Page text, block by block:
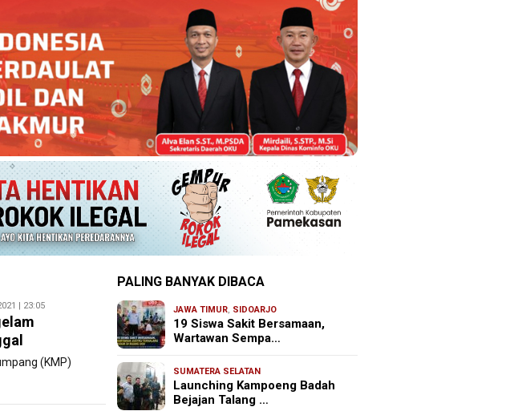
| 23:05
(KMP)
PALING BANYAK DIBACA
JAWA TIMUR, SIDOARJO
19 Siswa Sakit Bersamaan,
Wartawan Sempa…
SUMATERA SELATAN
Launching Kampoeng Badah
Bejajan Talang …